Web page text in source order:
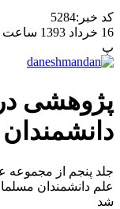
کد خبر:5284
16 خرداد 1393 ساعت [ 16:01 ]
پ
پژوهشی
جلد پنجم از مجموعه
علم دانشمندان
شد